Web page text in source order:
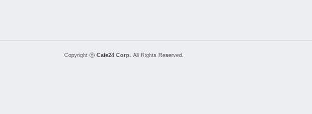
Copyright ⓒ Cafe24 Corp. All Rights Reserved.